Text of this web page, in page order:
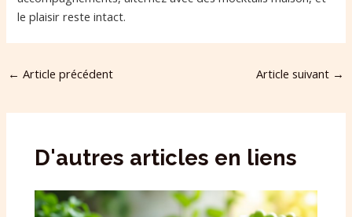
le plaisir reste intact.
← Article précédent Article suivant →
D'autres articles en liens